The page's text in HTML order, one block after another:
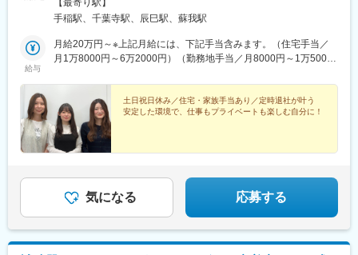
手術に立ち会い、ドクターへ使い方を説明したり、質問に答えた
りします。自ら販売した商品がどのように使われているか見るこ
とができる、医療機器営業ならではの業務です。
※整形外科の場合、計画手術がメインとなるため緊急手術はほぼあ
※平均的に週1～3回の手術立ち会いが発生します。
（7～8月は子供の症例が増えるため繁忙期となり、毎日立ち会い
が発生する可能性もあります）
■入社後の流れ：
・入社後1週間程：東京本社にて業務に必要な知識や業界に関する
・3カ月から半年ほど：先輩社員の営業に同行しながら実際の業務
を経験していただきます。
■評価について：
・月間売上が評価指標となります。売上と連動して年収が決まる
ディカルロジスティクスセンター2 3F※勤務地はご希望により選択
手稲駅、千葉寺駅、辰巳駅、蘇我駅
給与
月給20万円～※上記月給には、下記手当含みます。（住宅手当／
月1万8000円～6万2000円）（勤務地手当／月8000円～1万5000
験・スキルに応じて、当社規定により優遇します。【各種手当】■
通勤手当（会社規程に基づき支給／上限月10万円まで）■残業手
当（残業時間に応じて別途全額支給）■家族手当（規程に基づき支
給…配偶者・扶養／月2万円、子一人につき／月8000円）■住宅手
当（規程に基づき支給）【千葉支店・東京支店】配偶者・扶養／
世帯主／1万8000円■勤務地手当（規程に基づき支給…配偶者・扶
養／月1万5000円、配偶者・扶養無／月8000円 ※千葉支店、東
京支店のみ）■燃料手当（毎年10月）（5万円～16万円 ※手稲支
店のみ）
土日祝日休み／住宅・家族手当あり／定時退社が叶う
安定した環境で、仕事もプライベートも楽しむ自分に！
気になる 応募する